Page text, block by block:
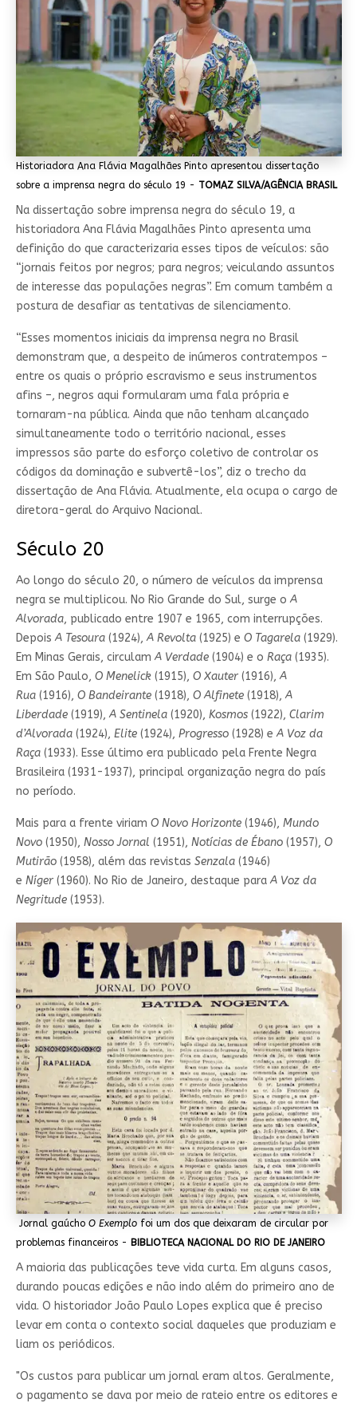
Historiadora Ana Flávia Magalhães Pinto apresentou dissertação
sobre a imprensa negra do século 19 - TOMAZ SILVA/AGÊNCIA BRASIL
Na dissertação sobre imprensa negra do século 19, a
historiadora Ana Flávia Magalhães Pinto apresenta uma
definição do que caracterizaria esses tipos de veículos: são
“jornais feitos por negros; para negros; veiculando assuntos
de interesse das populações negras”. Em comum também a
postura de desafiar as tentativas de silenciamento.
“Esses momentos iniciais da imprensa negra no Brasil
demonstram que, a despeito de inúmeros contratempos –
entre os quais o próprio escravismo e seus instrumentos
afins –, negros aqui formularam uma fala própria e
tornaram-na pública. Ainda que não tenham alcançado
simultaneamente todo o território nacional, esses
impressos são parte do esforço coletivo de controlar os
códigos da dominação e subvertê-los”, diz o trecho da
dissertação de Ana Flávia. Atualmente, ela ocupa o cargo de
diretora-geral do Arquivo Nacional.
Século 20
Ao longo do século 20, o número de veículos da imprensa
negra se multiplicou. No Rio Grande do Sul, surge o A
Alvorada, publicado entre 1907 e 1965, com interrupções.
DepoisA Tesoura(1924),A Revolta (1925) e O Tagarela(1929).
Em Minas Gerais, circulamA Verdade(1904) e o Raça(1935).
Em São Paulo, O Menelick(1915), O Xauter(1916),A
Rua(1916), O Bandeirante(1918), O Alfinete (1918),A
Liberdade(1919),A Sentinela (1920), Kosmos(1922), Clarim
d’Alvorada(1924), Elite(1924), Progresso(1928) eA Voz da
Raça (1933). Esse último era publicado pela Frente Negra
Brasileira (1931-1937), principal organização negra do país
no período.
Mais para a frente viriam O Novo Horizonte (1946), Mundo
Novo(1950), Nosso Jornal (1951), Notícias de Ébano(1957), O
Mutirão (1958), além das revistas Senzala(1946)
e Níger(1960). No Rio de Janeiro, destaque paraA Voz da
Negritude(1953).
Jornal gaúcho O Exemplofoi um dos que deixaram de circular por
problemas financeiros - BIBLIOTECA NACIONAL DO RIO DE JANEIRO
A maioria das publicações teve vida curta. Em alguns casos,
durando poucas edições e não indo além do primeiro ano de
vida. O historiador João Paulo Lopes explica que é preciso
levar em conta o contexto social daqueles que produziam e
liam os periódicos.
"Os custos para publicar um jornal eram altos. Geralmente,
o pagamento se dava por meio de rateio entre os editores e